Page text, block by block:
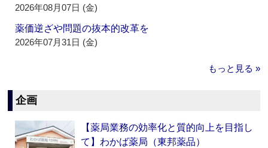
2026年08月07日 (金)
薬価逆ざや問題の抜本的改革を
2026年07月31日 (金)
もっと見る »
企画
【薬局業務の効率化と質的向上を目指し
て】わかば薬局（東邦薬品）